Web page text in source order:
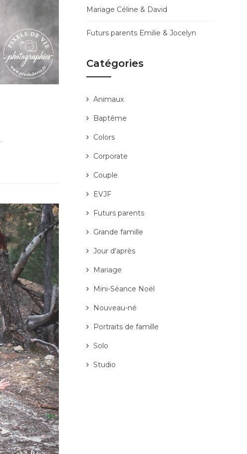
Mariage Céline & David
Futurs parents Emilie & Jocelyn
Catégories
Animaux
Baptême
Colors
Corporate
Couple
EVJF
Futurs parents
Grande famille
Jour d'après
Mariage
Mini-Séance Noël
Nouveau-né
Portraits de famille
Solo
Studio